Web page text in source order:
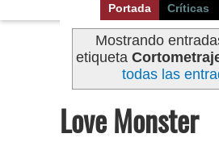
Portada Críticas
Mostrando
etiqueta
todas las
Love Monster